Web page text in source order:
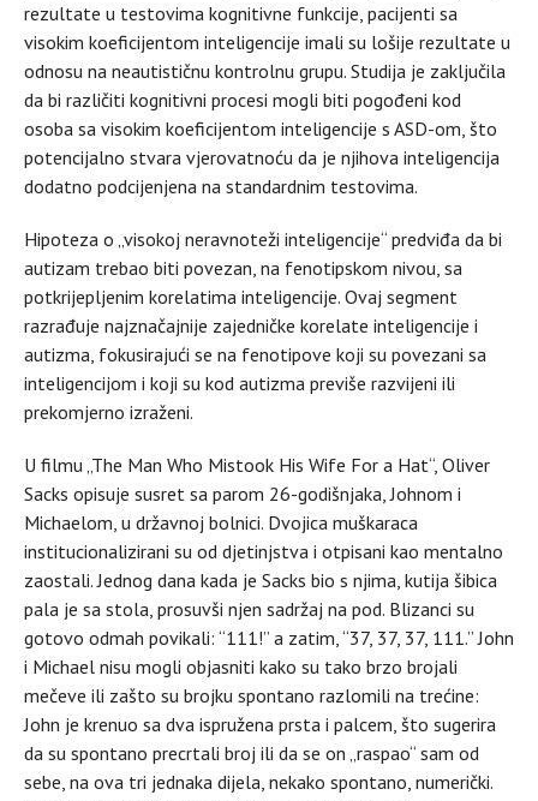
rezultate u testovima kognitivne funkcije, pacijenti sa
visokim koeficijentom inteligencije imali su lošije rezultate u
odnosu na neautističnu kontrolnu grupu. Studija je zaključila
da bi različiti kognitivni procesi mogli biti pogođeni kod
osoba sa visokim koeficijentom inteligencije s ASD-om, što
potencijalno stvara vjerovatnoću da je njihova inteligencija
dodatno podcijenjena na standardnim testovima.
Hipoteza o „visokoj neravnoteži inteligencije“ predviđa da bi
autizam trebao biti povezan, na fenotipskom nivou, sa
potkrijepljenim korelatima inteligencije. Ovaj segment
razrađuje najznačajnije zajedničke korelate inteligencije i
autizma, fokusirajući se na fenotipove koji su povezani sa
inteligencijom i koji su kod autizma previše razvijeni ili
prekomjerno izraženi.
U filmu „The Man Who Mistook His Wife For a Hat“, Oliver
Sacks opisuje susret sa parom 26-godišnjaka, Johnom i
Michaelom, u državnoj bolnici. Dvojica muškaraca
institucionalizirani su od djetinjstva i otpisani kao mentalno
zaostali. Jednog dana kada je Sacks bio s njima, kutija šibica
pala je sa stola, prosuvši njen sadržaj na pod. Blizanci su
gotovo odmah povikali: “111!” a zatim, “37, 37, 37, 111.” John
i Michael nisu mogli objasniti kako su tako brzo brojali
mečeve ili zašto su brojku spontano razlomili na trećine:
John je krenuo sa dva ispružena prsta i palcem, što sugerira
da su spontano precrtali broj ili da se on „raspao“ sam od
sebe, na ova tri jednaka dijela, nekako spontano, numerički.